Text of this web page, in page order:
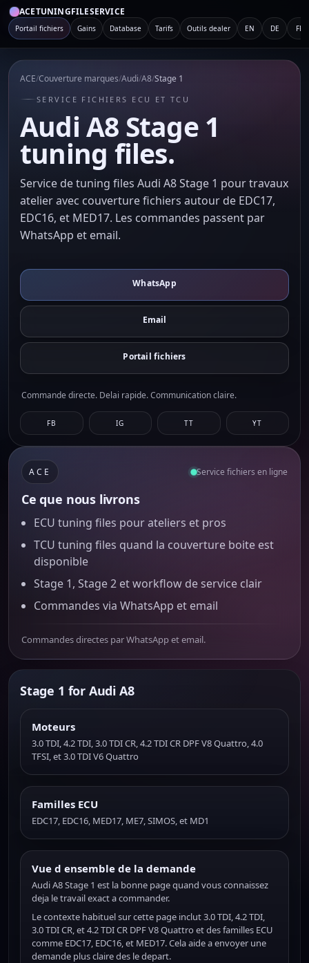
ACETUNINGFILESERVICE
Portail fichiers Gains Database Tarifs Outils dealer EN DE FR
ACE/Couverture marques/Audi/A8/Stage 1
SERVICE FICHIERS ECU ET TCU
Audi A8 Stage 1
tuning files.
Service de tuning files Audi A8 Stage 1 pour travaux
atelier avec couverture fichiers autour de EDC17,
EDC16, et MED17. Les commandes passent par
WhatsApp et email.
WhatsApp
Email
Portail fichiers
Commande directe. Delai rapide. Communication claire.
FB IG TT YT
ACE Service fichiers en ligne
Ce que nous livrons
ECU tuning files pour ateliers et pros
TCU tuning files quand la couverture boite est
disponible
Stage 1, Stage 2 et workflow de service clair
Commandes via WhatsApp et email
Commandes directes par WhatsApp et email.
Stage 1 for Audi A8
Moteurs
3.0 TDI, 4.2 TDI, 3.0 TDI CR, 4.2 TDI CR DPF V8 Quattro, 4.0
TFSI, et 3.0 TDI V6 Quattro
Familles ECU
EDC17, EDC16, MED17, ME7, SIMOS, et MD1
Vue d ensemble de la demande
Audi A8 Stage 1 est la bonne page quand vous connaissez
deja le travail exact a commander.
Le contexte habituel sur cette page inclut 3.0 TDI, 4.2 TDI,
3.0 TDI CR, et 4.2 TDI CR DPF V8 Quattro et des familles ECU
comme EDC17, EDC16, et MED17. Cela aide a envoyer une
demande plus claire des le depart.